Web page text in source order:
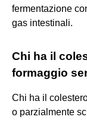
fermentazione
gas intestinali.
Chi ha il
formaggio
Chi ha il
o parzialmente